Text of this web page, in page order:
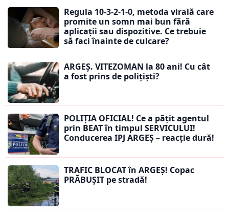
Regula 10-3-2-1-0, metoda virală care
promite un somn mai bun fără
aplicații sau dispozitive. Ce trebuie
să faci înainte de culcare?
ARGEȘ. VITEZOMAN la 80 ani! Cu cât
a fost prins de polițiști?
POLIȚIA OFICIAL! Ce a pățit agentul
prin BEAT în timpul SERVICULUI!
Conducerea IPJ ARGEȘ – reacție dură!
TRAFIC BLOCAT în ARGEȘ! Copac
PRĂBUȘIT pe stradă!